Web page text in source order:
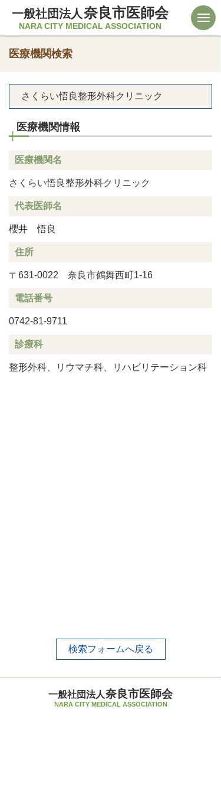
一般社団法人 奈良市医師会
NARA CITY MEDICAL ASSOCIATION
医療機関検索
さくらい悟良整形外科クリニック
医療機関情報
医療機関名
さくらい悟良整形外科クリニック
代表医師名
櫻井 悟良
住所
〒631-0022 奈良市鶴舞西町1-16
電話番号
0742-81-9711
診療科
整形外科、リウマチ科、リハビリテーション科
検索フォームへ戻る
一般社団法人 奈良市医師会
NARA CITY MEDICAL ASSOCIATION